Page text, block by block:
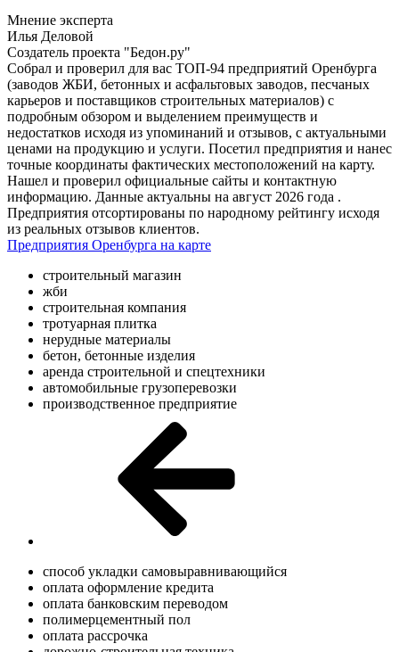
Мнение эксперта
Илья Деловой
Создатель проекта "Бедон.ру"
Собрал и проверил для вас ТОП-94 предприятий Оренбурга
(заводов ЖБИ, бетонных и асфальтовых заводов, песчаных
карьеров и поставщиков строительных материалов) с
подробным обзором и выделением преимуществ и
недостатков исходя из упоминаний и отзывов, с актуальными
ценами на продукцию и услуги. Посетил предприятия и нанес
точные координаты фактических местоположений на карту.
Нашел и проверил официальные сайты и контактную
информацию. Данные актуальны на август 2026 года .
Предприятия отсортированы по народному рейтингу исходя
из реальных отзывов клиентов.
Предприятия Оренбурга на карте
строительный магазин
жби
строительная компания
тротуарная плитка
нерудные материалы
бетон, бетонные изделия
аренда строительной и спецтехники
автомобильные грузоперевозки
производственное предприятие
способ укладки самовыравнивающийся
оплата оформление кредита
оплата банковским переводом
полимерцементный пол
оплата рассрочка